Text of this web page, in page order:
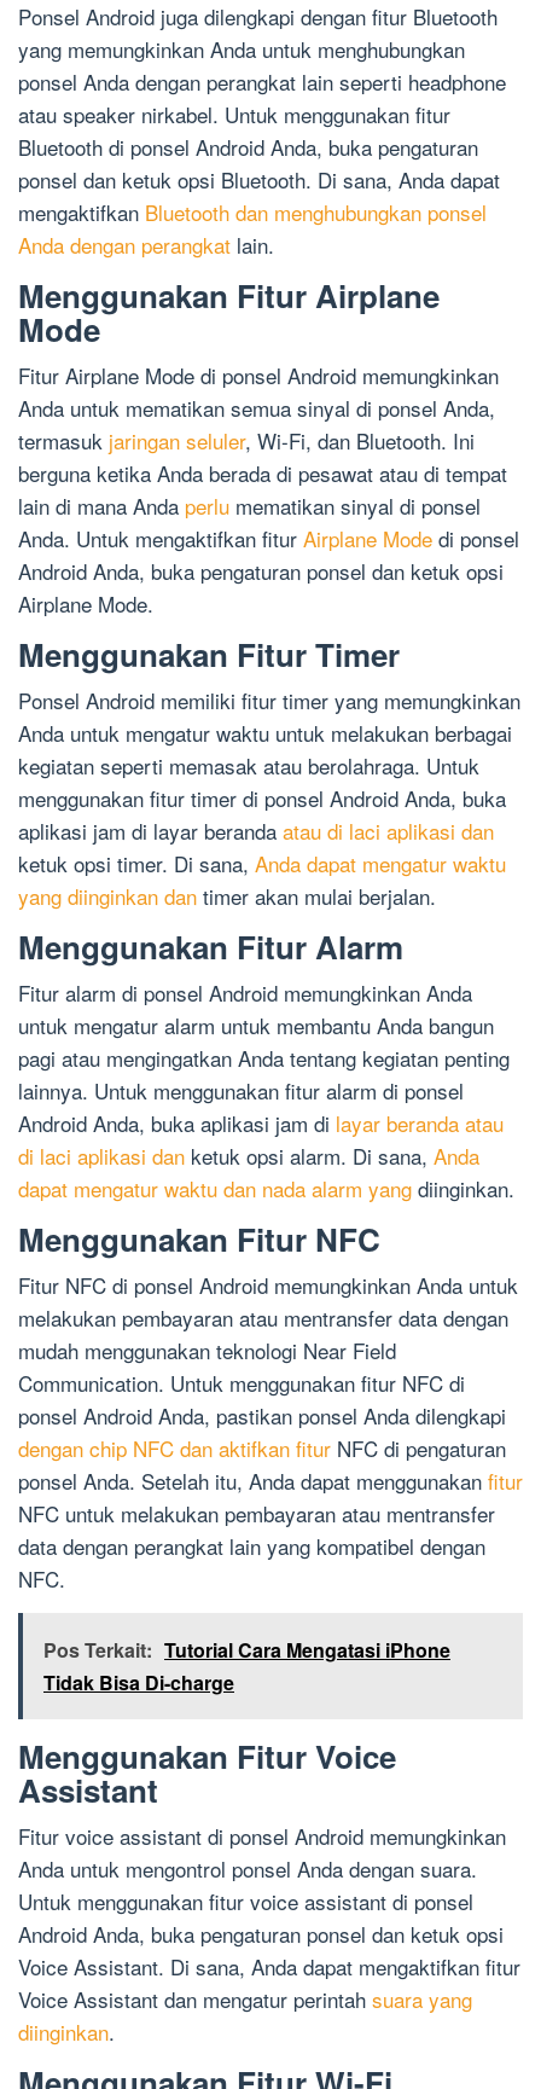
Ponsel Android juga dilengkapi dengan fitur Bluetooth
yang memungkinkan Anda untuk menghubungkan
ponsel Anda dengan perangkat lain seperti headphone
atau speaker nirkabel. Untuk menggunakan fitur
Bluetooth di ponsel Android Anda, buka pengaturan
ponsel dan ketuk opsi Bluetooth. Di sana, Anda dapat
mengaktifkan Bluetooth dan menghubungkan ponsel
Anda dengan perangkat lain.
Menggunakan Fitur Airplane
Mode
Fitur Airplane Mode di ponsel Android memungkinkan
Anda untuk mematikan semua sinyal di ponsel Anda,
termasuk jaringan seluler, Wi-Fi, dan Bluetooth. Ini
berguna ketika Anda berada di pesawat atau di tempat
lain di mana Anda perlu mematikan sinyal di ponsel
Anda. Untuk mengaktifkan fitur Airplane Mode di ponsel
Android Anda, buka pengaturan ponsel dan ketuk opsi
Airplane Mode.
Menggunakan Fitur Timer
Ponsel Android memiliki fitur timer yang memungkinkan
Anda untuk mengatur waktu untuk melakukan berbagai
kegiatan seperti memasak atau berolahraga. Untuk
menggunakan fitur timer di ponsel Android Anda, buka
aplikasi jam di layar beranda atau di laci aplikasi dan
ketuk opsi timer. Di sana, Anda dapat mengatur waktu
yang diinginkan dan timer akan mulai berjalan.
Menggunakan Fitur Alarm
Fitur alarm di ponsel Android memungkinkan Anda
untuk mengatur alarm untuk membantu Anda bangun
pagi atau mengingatkan Anda tentang kegiatan penting
lainnya. Untuk menggunakan fitur alarm di ponsel
Android Anda, buka aplikasi jam di layar beranda atau
di laci aplikasi dan ketuk opsi alarm. Di sana, Anda
dapat mengatur waktu dan nada alarm yang diinginkan.
Menggunakan Fitur NFC
Fitur NFC di ponsel Android memungkinkan Anda untuk
melakukan pembayaran atau mentransfer data dengan
mudah menggunakan teknologi Near Field
Communication. Untuk menggunakan fitur NFC di
ponsel Android Anda, pastikan ponsel Anda dilengkapi
dengan chip NFC dan aktifkan fitur NFC di pengaturan
ponsel Anda. Setelah itu, Anda dapat menggunakan fitur
NFC untuk melakukan pembayaran atau mentransfer
data dengan perangkat lain yang kompatibel dengan
NFC.
Pos Terkait: Tutorial Cara Mengatasi iPhone
Tidak Bisa Di-charge
Menggunakan Fitur Voice
Assistant
Fitur voice assistant di ponsel Android memungkinkan
Anda untuk mengontrol ponsel Anda dengan suara.
Untuk menggunakan fitur voice assistant di ponsel
Android Anda, buka pengaturan ponsel dan ketuk opsi
Voice Assistant. Di sana, Anda dapat mengaktifkan fitur
Voice Assistant dan mengatur perintah suara yang
diinginkan.